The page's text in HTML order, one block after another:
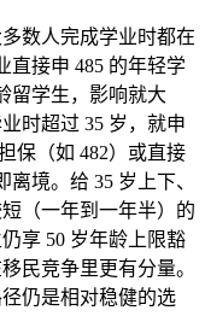
数人完成学业时都在
直接申 485 的年轻学
留学生，影响就大
时超过 35 岁，就申
保（如 482）或直接
境。给 35 岁上下、
（一年到一年半）的
享 50 岁年龄上限豁
民竞争里更有分量。
仍是相对稳健的选